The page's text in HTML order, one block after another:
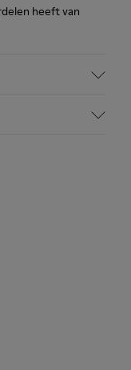
heeft van
en